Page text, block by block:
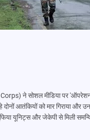
ने सोशल मीडिया पर
आतंकियों को मार गिराया और
यूनिट्स और जेकेपी से मिली